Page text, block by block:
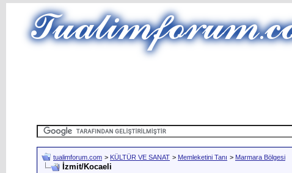
tualimforum.com > KÜLTÜR VE SANAT > Memleketini Tanı > Marmara Bölgesi
İzmit/Kocaeli